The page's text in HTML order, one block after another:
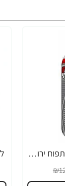
ל-קרניטין 1500 טעם תפוח ירוק 473 מ"ל - ProSupps